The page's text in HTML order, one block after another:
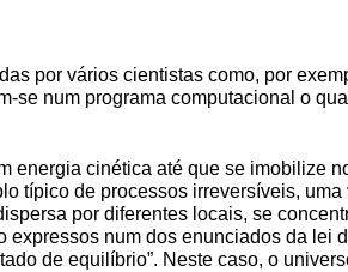
por vários cientistas como, por
num programa computacional o
cinética até que se imobilize
típico de processos irreversíveis,
por diferentes locais, se
num dos enunciados da lei
de equilíbrio”. Neste caso, o